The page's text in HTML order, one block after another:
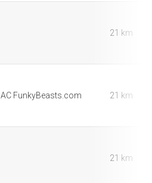
21 km
AC FunkyBeasts.com 21 km
21 km